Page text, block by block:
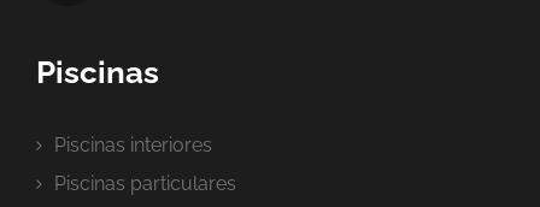
Piscinas
Piscinas interiores
Piscinas particulares